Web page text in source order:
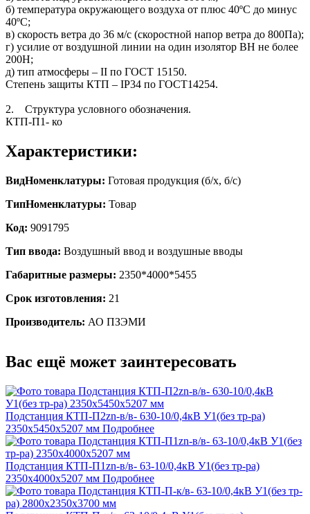
б) температура окружающего воздуха от плюс 40ºС до минус
40ºС;
в) скорость ветра до 36 м/с (скоростной напор ветра до 800Па);
г) усилие от воздушной линии на один изолятор ВН не более
200H;
д) тип атмосферы – II по ГОСТ 15150.
Степень защиты КТП – IP34 по ГОСТ14254.
2. Структура условного обозначения.
КТП-П1- ко
Характеристики:
ВидНоменклатуры: Готовая продукция (б/х, б/с)
ТипНоменклатуры: Товар
Код: 9091795
Тип ввода: Воздушный ввод и воздушные вводы
Габаритные размеры: 2350*4000*5455
Срок изготовления: 21
Производитель: АО ПЗЭМИ
Вас ещё может заинтересовать
Подстанция КТП-П2zn-в/в- 630-10/0,4кВ У1(без тр-ра)
2350х5450х5207 мм Подробнее
Подстанция КТП-П1zn-в/в- 63-10/0,4кВ У1(без тр-ра)
2350х4000х5207 мм Подробнее